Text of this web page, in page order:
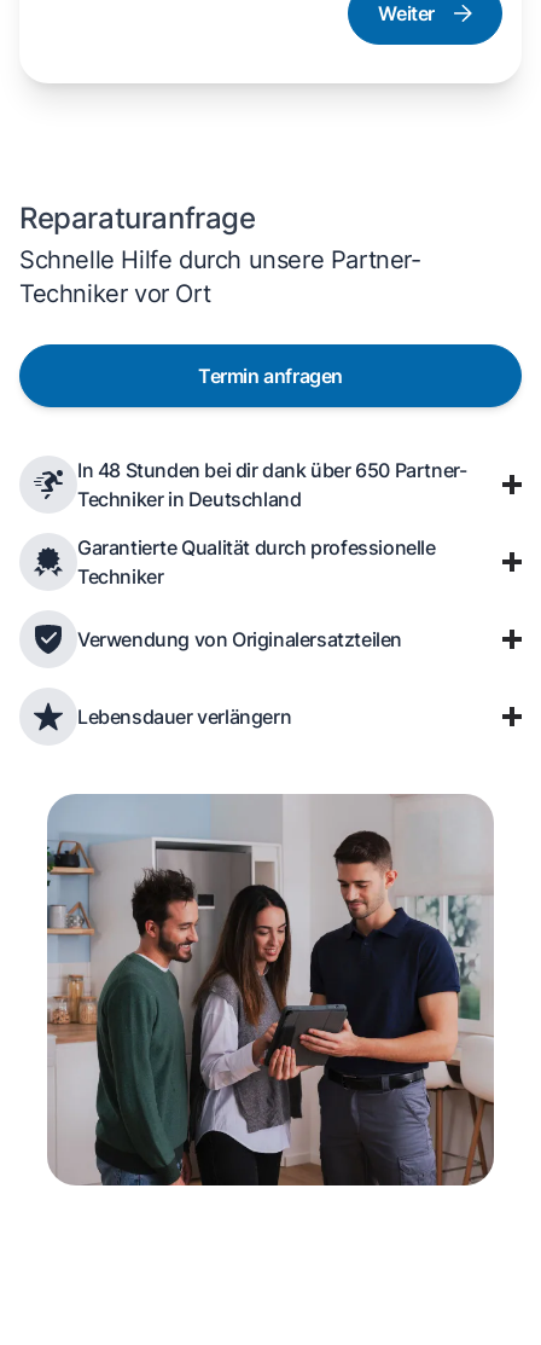
Herd und Backofen
Weiter
Reparaturanfrage
Schnelle Hilfe durch unsere Partner-
Techniker vor Ort
Termin anfragen
In 48 Stunden bei dir dank über 650 Partner-
Techniker in Deutschland
Garantierte Qualität durch professionelle
Techniker
Verwendung von Originalersatzteilen
Lebensdauer verlängern